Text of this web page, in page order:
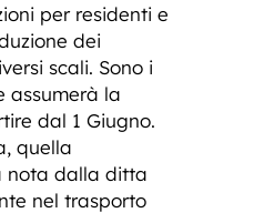
per residenti e
dei
scali. Sono i
assumerà la
dal 1 Giugno.
quella
nota dalla ditta
nel trasporto